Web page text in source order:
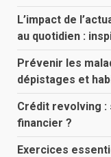
L’impact de
au quotidien :
Prévenir les
dépistages et
Crédit revolving :
financier ?
Exercices